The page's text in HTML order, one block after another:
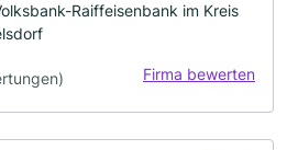
Raiffeisenbank im Kreis
Firma bewerten